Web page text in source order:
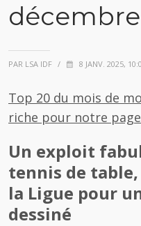
décembre
PAR LSA IDF / 8 JANV. 2025,
Top 20 du mois de
riche pour notre
Un exploit
tennis de
la Ligue pour
dessiné